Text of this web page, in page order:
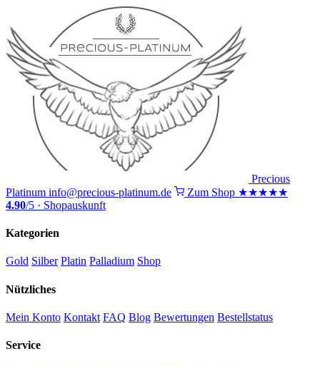
Precious
Platinum info@precious-platinum.de Zum Shop ★★★★★
4.90/5 · Shopauskunft
Kategorien
Gold Silber Platin Palladium Shop
Nützliches
Mein Konto Kontakt FAQ Blog Bewertungen Bestellstatus
Service